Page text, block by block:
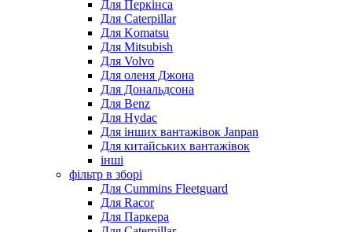
Для Перкінса
Для Caterpillar
Для Komatsu
Для Mitsubish
Для Volvo
Для оленя Джона
Для Дональдсона
Для Benz
Для Hydac
Для інших вантажівок Janpan
Для китайських вантажівок
інші
фільтр в зборі
Для Cummins Fleetguard
Для Racor
Для Паркера